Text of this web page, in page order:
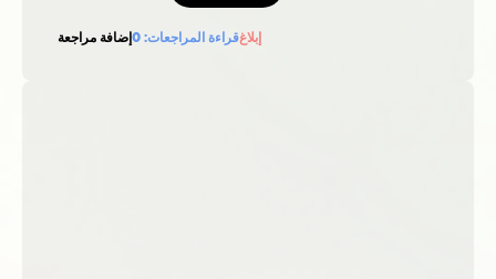
إضافة مراجعة قراءة المراجعات: 0 إبلاغ